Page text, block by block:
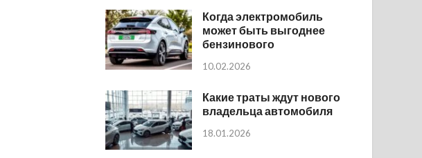
Когда электромобиль
может быть выгоднее
бензинового
10.02.2026
Какие траты ждут нового
владельца автомобиля
18.01.2026